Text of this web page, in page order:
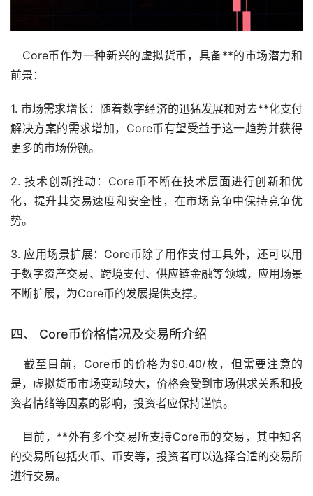
Core币作为一种新兴的虚拟货币，具备**的市场潜力和
前景：
1. 市场需求增长：随着数字经济的迅猛发展和对去**化支付
解决方案的需求增加，Core币有望受益于这一趋势并获得
更多的市场份额。
2. 技术创新推动：Core币不断在技术层面进行创新和优
化，提升其交易速度和安全性，在市场竞争中保持竞争优
势。
3. 应用场景扩展：Core币除了用作支付工具外，还可以用
于数字资产交易、跨境支付、供应链金融等领域，应用场景
不断扩展，为Core币的发展提供支撑。
四、 Core币价格情况及交易所介绍
截至目前，Core币的价格为$0.40/枚，但需要注意的
是，虚拟货币市场变动较大，价格会受到市场供求关系和投
资者情绪等因素的影响，投资者应保持谨慎。
目前，**外有多个交易所支持Core币的交易，其中知名
的交易所包括火币、 币安等，投资者可以选择合适的交易所
进行交易。